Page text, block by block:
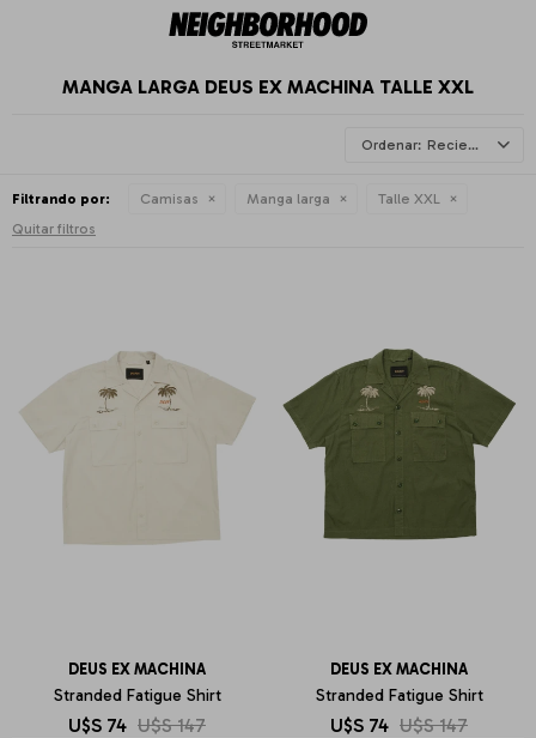
MANGA LARGA DEUS EX MACHINA TALLE XXL
Recientes
Filtrando por: Camisas Manga larga
Talle XXL
Quitar filtros
DEUS EX MACHINA
Stranded Fatigue Shirt
U$S 74 U$S 147
DEUS EX MACHINA
Stranded Fatigue Shirt
U$S 74 U$S 147